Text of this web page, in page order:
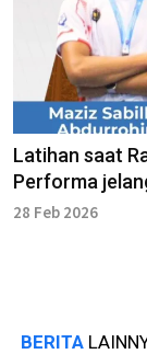
Latihan saat
Performa
28 Feb 2026
BERITA